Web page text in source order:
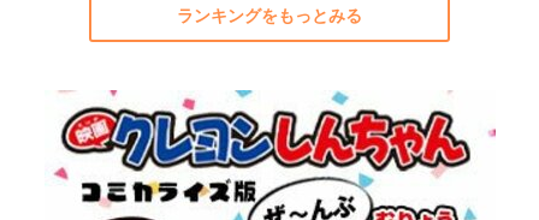
ランキングをもっとみる